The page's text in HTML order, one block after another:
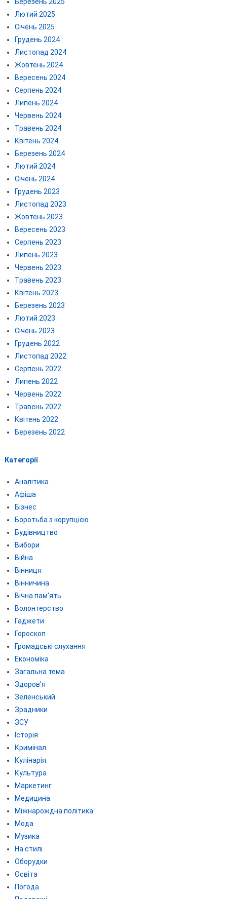
Лютий 2025
Січень 2025
Грудень 2024
Листопад 2024
Жовтень 2024
Вересень 2024
Серпень 2024
Липень 2024
Червень 2024
Травень 2024
Квітень 2024
Березень 2024
Лютий 2024
Січень 2024
Грудень 2023
Листопад 2023
Жовтень 2023
Вересень 2023
Серпень 2023
Липень 2023
Червень 2023
Травень 2023
Квітень 2023
Березень 2023
Лютий 2023
Січень 2023
Грудень 2022
Листопад 2022
Серпень 2022
Липень 2022
Червень 2022
Травень 2022
Квітень 2022
Березень 2022
Категорії
Аналітика
Афіша
Бізнес
Боротьба з корупцією
Будівництво
Вибори
Війна
Вінниця
Вінничина
Вічна пам'ять
Волонтерство
Гаджети
Гороскоп
Громадські слухання
Економіка
Загальна тема
Здоров'я
Зеленський
Зрадники
ЗСУ
Історія
Кримінал
Кулінарія
Культура
Маркетинг
Медицина
Міжнарождна політика
Мода
Музика
На стилі
Оборудки
Освіта
Погода